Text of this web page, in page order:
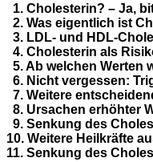
1. Cholesterin? – Ja,
2. Was eigentlich ist
3. LDL- und HDL-
4. Cholesterin als
5. Ab welchen Werten
6. Nicht vergessen:
7. Weitere
8. Ursachen erhöhter
9. Senkung des
10. Weitere Heilkräfte
11. Senkung des